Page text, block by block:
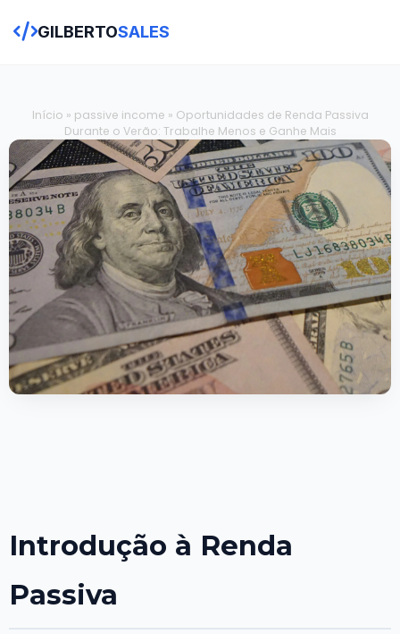
GILBERTOSALES
Início » passive income » Oportunidades de Renda Passiva
Durante o Verão: Trabalhe Menos e Ganhe Mais
Introdução à Renda
Passiva